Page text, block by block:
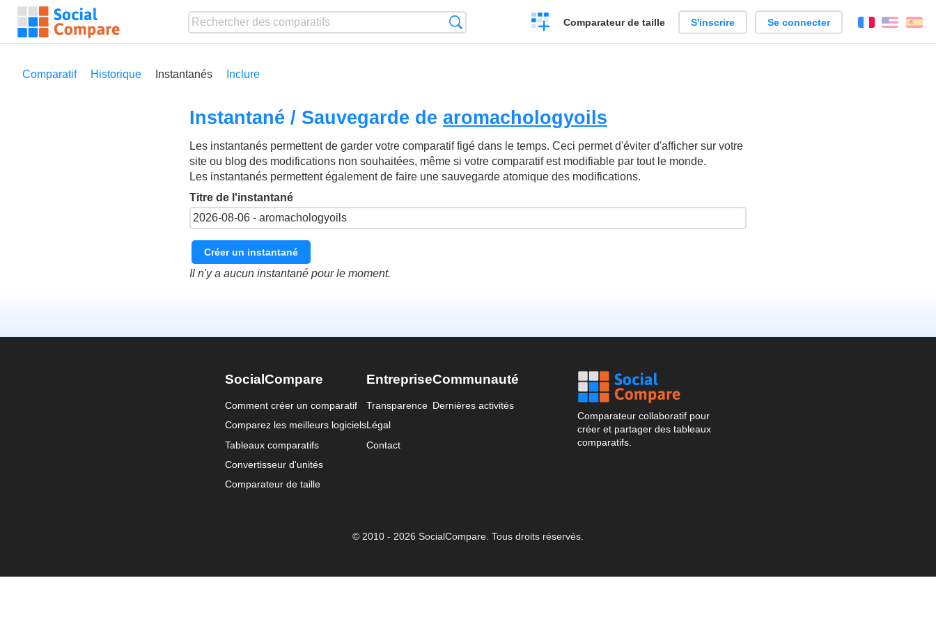
Créer
un
Comparateur de taille S'inscrire Se connecter FrançaisEnglish
Comparatif Historique Instantanés Inclure
Instantané / Sauvegarde de aromachologyoils
Les instantanés permettent de garder votre comparatif figé dans le temps. Ceci permet d'éviter d'afficher sur votre
site ou blog des modifications non souhaitées, même si votre comparatif est modifiable par tout le monde.
Les instantanés permettent également de faire une sauvegarde atomique des modifications.
Titre de l'instantané
Créer un instantané
Il n'y a aucun instantané pour le moment.
SocialCompare
Comment créer un comparatif
Comparez les meilleurs logiciels
Tableaux comparatifs
Convertisseur d'unités
Comparateur de taille
Entreprise
Transparence
Légal
Contact
Communauté
Dernières activités
Comparateur collaboratif pour
créer et partager des tableaux
comparatifs.
© 2010 - 2026 SocialCompare. Tous droits réservés.